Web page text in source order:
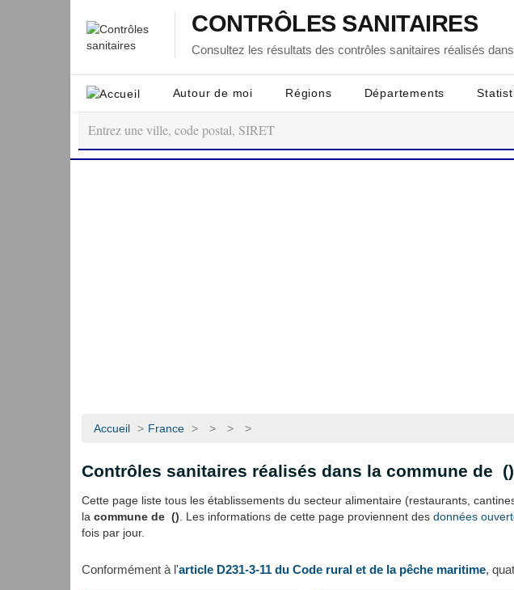
CONTRÔLES SANITAIRES
Consultez les résultats des contrôles sanitaires réalisés
Autour de moi Régions Départements
Accueil > France > > > >
Contrôles sanitaires réalisés dans la commune de ()
Cette page liste tous les établissements du secteur alimentaire (restaurants,
la commune de () . Les informations de cette page proviennent des données
fois par jour.
Conformément à l'article D231-3-11 du Code rural et de la pêche maritime,